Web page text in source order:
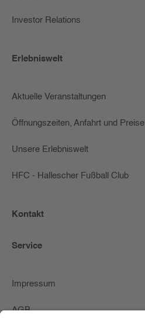
Investor Relations
Erlebniswelt
Aktuelle Veranstaltungen
Öffnungszeiten, Anfahrt und Preise
Unsere Erlebniswelt
HFC - Hallescher Fußball Club
Kontakt
Service
Impressum
AGB